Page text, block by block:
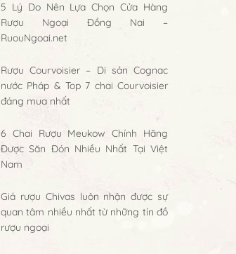
5 Lý Do Nên Lựa Chọn Cửa Hàng
Rượu Ngoại Đồng Nai –
RuouNgoai.net
Rượu Courvoisier – Di sản Cognac
nước Pháp & Top 7 chai Courvoisier
đáng mua nhất
6 Chai Rượu Meukow Chính Hãng
Được Săn Đón Nhiều Nhất Tại Việt
Nam
Giá rượu Chivas luôn nhận được sự
quan tâm nhiều nhất từ những tín đồ
rượu ngoại